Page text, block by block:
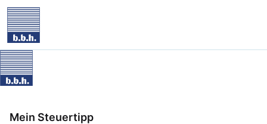
Mein Steuertipp